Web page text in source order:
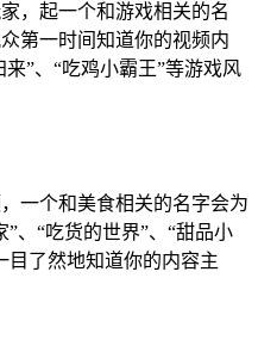
，起一个和游戏相关的名
第一时间知道你的视频内
”、“吃鸡小霸王”等游戏风
一个和美食相关的名字会为
、“吃货的世界”、“甜品小
目了然地知道你的内容主